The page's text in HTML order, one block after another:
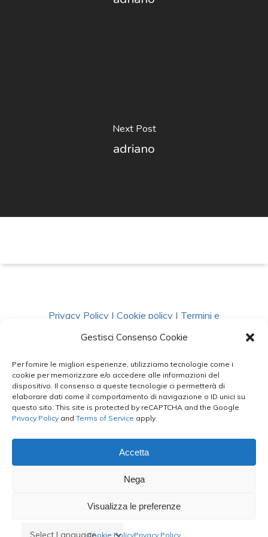
Gestisci Consenso Cookie
Per fornire le migliori esperienze, utilizziamo tecnologie come i
cookie per memorizzare e/o accedere alle informazioni del
dispositivo. Il consenso a queste tecnologie ci permetterà di
elaborare dati come il comportamento di navigazione o ID unici su
questo sito. This site is protected by reCAPTCHA and the Google
Privacy Policy and Terms of Service apply.
Accetta
Nega
Visualizza le preferenze
Cookie PolicyPrivacy Policy
Next Post
adriano
Privacy Policy | Cookie policy | Termini e
Condizioni|Richiedi Dati
facebook instagram whatsappphone
email
Le Bontà del Capo ©